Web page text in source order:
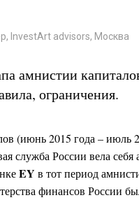
InvestArt advisors, Москва
амнистии
ограничения.
(июнь 2015 года – июль
служба России вела
EY в тот период
финансов России